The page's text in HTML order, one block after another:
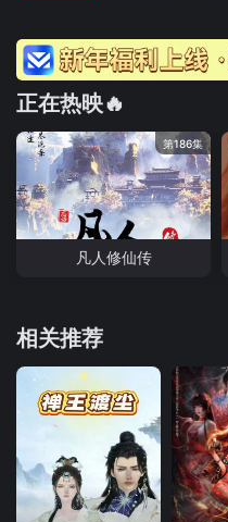
正在热映🔥
第186集
凡人修仙传
相关推荐